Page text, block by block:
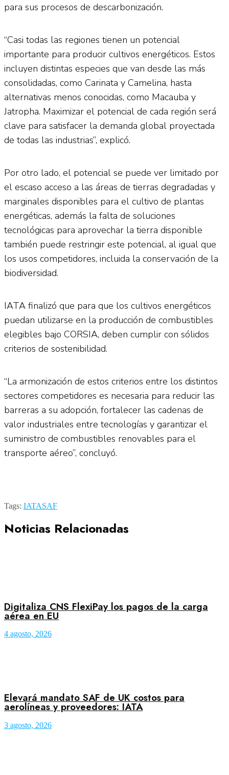
para sus procesos de descarbonización.
“Casi todas las regiones tienen un potencial
importante para producir cultivos energéticos. Estos
incluyen distintas especies que van desde las más
consolidadas, como Carinata y Camelina, hasta
alternativas menos conocidas, como Macauba y
Jatropha. Maximizar el potencial de cada región será
clave para satisfacer la demanda global proyectada
de todas las industrias”, explicó.
Por otro lado, el potencial se puede ver limitado por
el escaso acceso a las áreas de tierras degradadas y
marginales disponibles para el cultivo de plantas
energéticas, además la falta de soluciones
tecnológicas para aprovechar la tierra disponible
también puede restringir este potencial, al igual que
los usos competidores, incluida la conservación de la
biodiversidad.
IATA finalizó que para que los cultivos energéticos
puedan utilizarse en la producción de combustibles
elegibles bajo CORSIA, deben cumplir con sólidos
criterios de sostenibilidad.
“La armonización de estos criterios entre los distintos
sectores competidores es necesaria para reducir las
barreras a su adopción, fortalecer las cadenas de
valor industriales entre tecnologías y garantizar el
suministro de combustibles renovables para el
transporte aéreo”, concluyó.
Tags: IATASAF
Noticias Relacionadas
Digitaliza CNS FlexiPay los pagos de la carga
aérea en EU
4 agosto, 2026
Elevará mandato SAF de UK costos para
aerolíneas y proveedores: IATA
3 agosto, 2026